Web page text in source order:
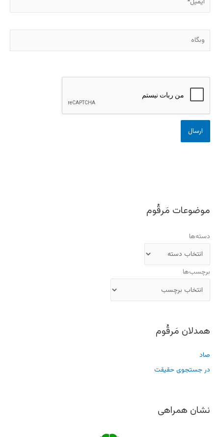
وبگاه
موضوعات مَرقُوم
دسته‌ها
برچسب‌ها
همدلان مَرقُوم
صاد
در جستجوی حقیقت
نشان همراهی